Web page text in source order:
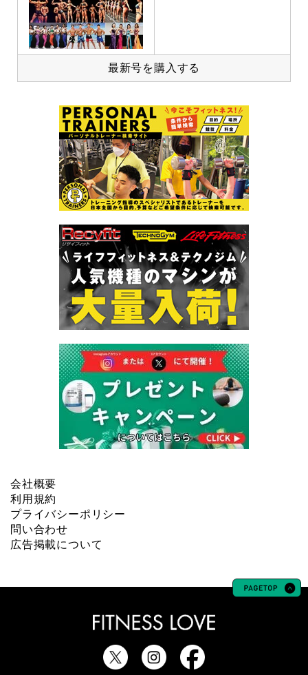
最新号を購入する
会社概要
利用規約
プライバシーポリシー
問い合わせ
広告掲載について